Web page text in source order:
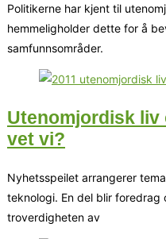
Politikerne har kjent til
hemmeligholder dette for å
samfunnsområder.
Utenomjordisk liv
vet vi?
Nyhetsspeilet arrangerer
teknologi. En del blir foredrag
troverdigheten av